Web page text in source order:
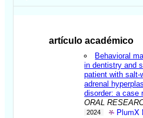
artículo académico
Behavioral
in dentistry and
patient with salt-
adrenal
disorder: a case
ORAL
2024 PlumX